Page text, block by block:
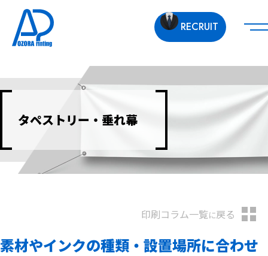
RECRUIT
タペストリー・垂れ幕
素材やインクの種類・設置場所に合わせ
印刷コラム一覧に戻る